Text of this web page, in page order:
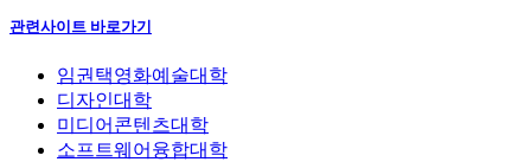
관련사이트 바로가기
임권택영화예술대학
디자인대학
미디어콘텐츠대학
소프트웨어융합대학